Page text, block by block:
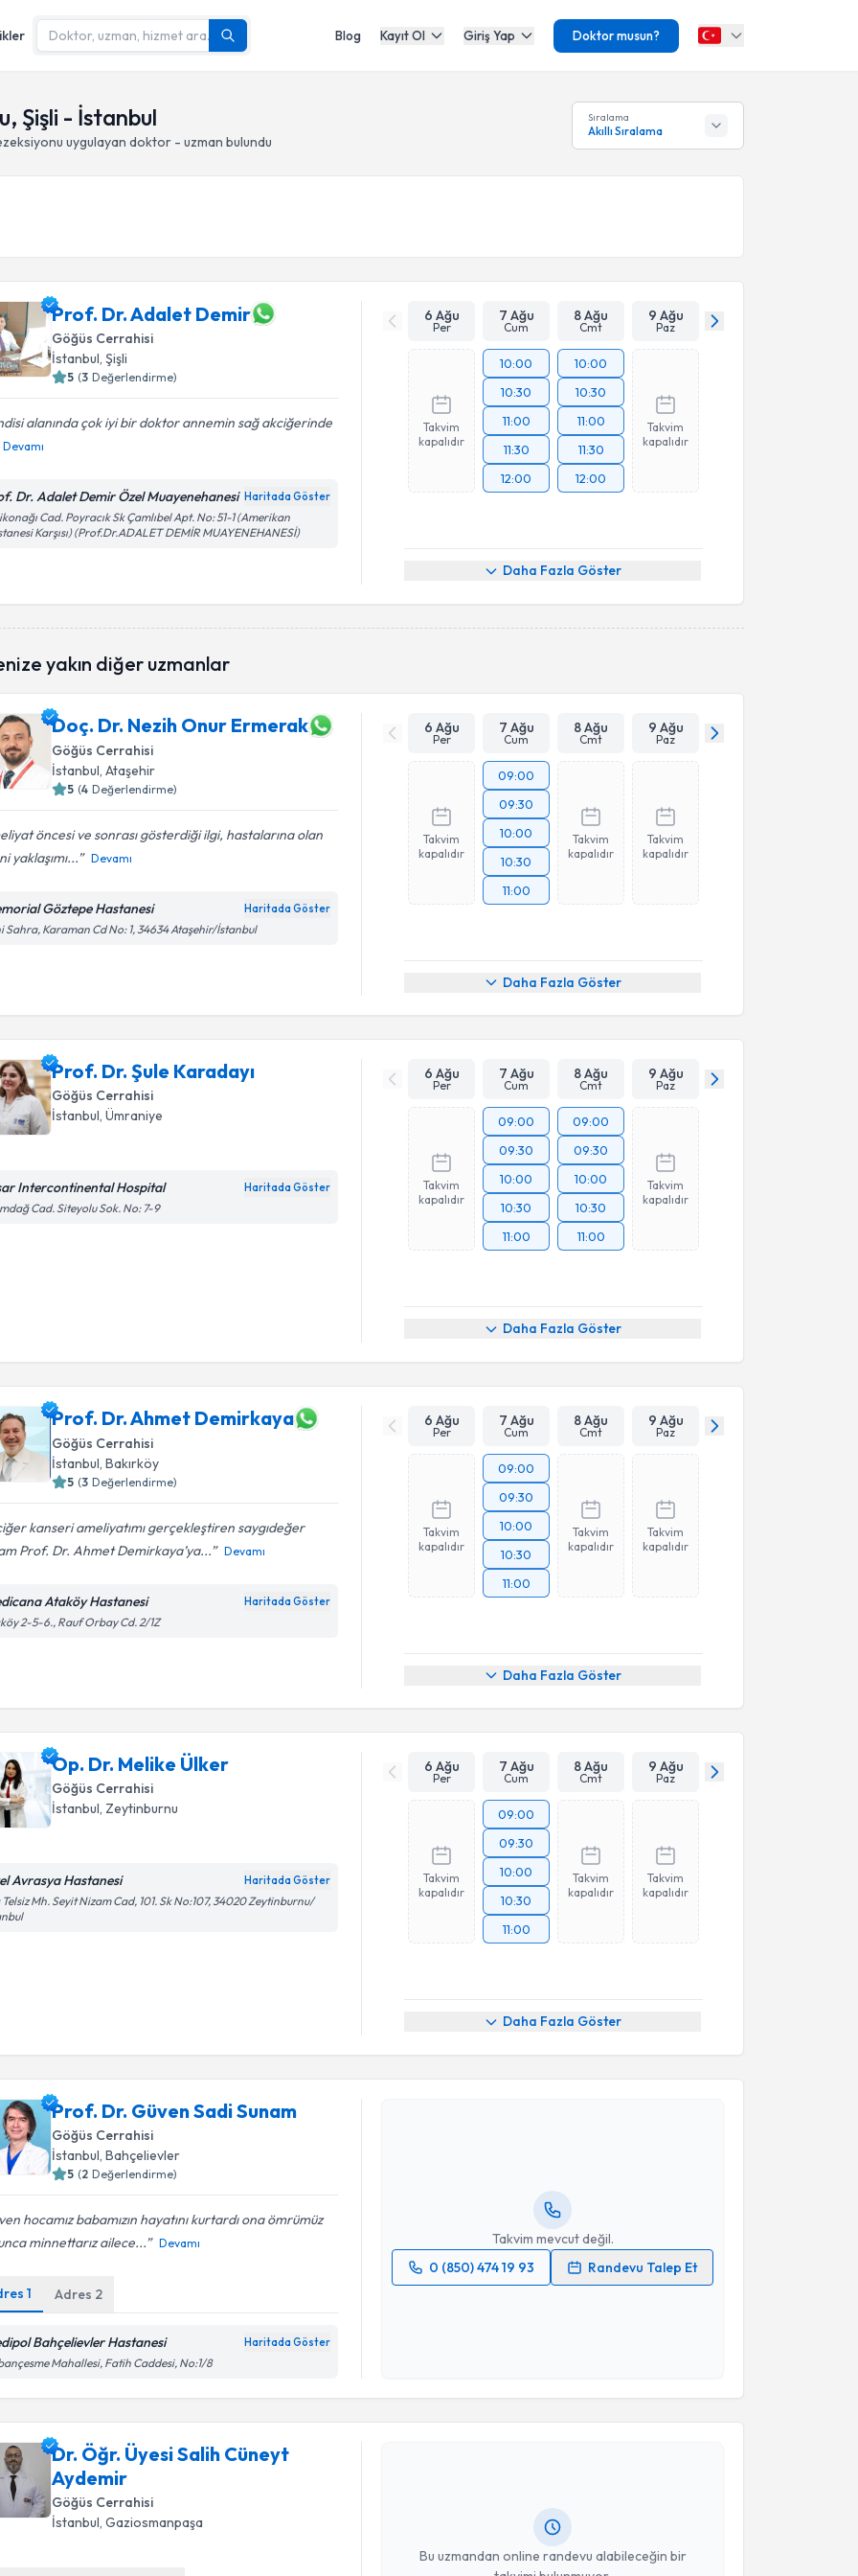
Blog Kayıt Ol Giriş Yap Doktor musun?
Şişli - İstanbul
uygulayan doktor - uzman bulundu
Sıralama
Akıllı Sıralama
Prof. Dr. Adalet Demir
Göğüs Cerrahisi
İstanbul, Şişli
5 (3 Değerlendirme)
alanında çok iyi bir doktor annemin sağ akciğerinde
Devamı
Dr. Adalet Demir Özel Muayenehanesi Haritada Göster
Cad. Poyracık Sk Çamlıbel Apt. No: 51-1 (Amerikan
Karşısı) (Prof.Dr.ADALET DEMİR MUAYENEHANESİ)
6 Ağu
Per
7 Ağu
Cum
8 Ağu
Cmt
9 Ağu
Paz
Takvim
kapalıdır
10:00
10:30
11:00
11:30
12:00
10:00
10:30
11:00
11:30
12:00
Takvim
kapalıdır
Daha Fazla Göster
yakın diğer uzmanlar
Doç. Dr. Nezih Onur Ermerak
Göğüs Cerrahisi
İstanbul , Ataşehir
5 (4 Değerlendirme)
öncesi ve sonrası gösterdiği ilgi, hastalarına olan
yaklaşımı...
Devamı
Göztepe Hastanesi Haritada Göster
Sahra, Karaman Cd No: 1, 34634 Ataşehir/İstanbul
6 Ağu
Per
7 Ağu
Cum
8 Ağu
Cmt
9 Ağu
Paz
Takvim
kapalıdır
09:00
09:30
10:00
10:30
11:00
Takvim
kapalıdır
Takvim
kapalıdır
Daha Fazla Göster
Prof. Dr. Şule Karadayı
Göğüs Cerrahisi
İstanbul, Ümraniye
Intercontinental Hospital Haritada Göster
Cad. Siteyolu Sok. No: 7-9
6 Ağu
Per
7 Ağu
Cum
8 Ağu
Cmt
9 Ağu
Paz
Takvim
kapalıdır
09:00
09:30
10:00
10:30
11:00
09:00
09:30
10:00
10:30
11:00
Takvim
kapalıdır
Daha Fazla Göster
Prof. Dr. Ahmet Demirkaya
Göğüs Cerrahisi
İstanbul , Bakırköy
5 (3 Değerlendirme)
kanseri ameliyatımı gerçekleştiren saygıdeğer
Prof. Dr. Ahmet Demirkaya’ya...
Devamı
Ataköy Hastanesi Haritada Göster
2-5-6., Rauf Orbay Cd. 2/1Z
6 Ağu
Per
7 Ağu
Cum
8 Ağu
Cmt
9 Ağu
Paz
Takvim
kapalıdır
09:00
09:30
10:00
10:30
11:00
Takvim
kapalıdır
Takvim
kapalıdır
Daha Fazla Göster
Op. Dr. Melike Ülker
Göğüs Cerrahisi
İstanbul, Zeytinburnu
Avrasya Hastanesi Haritada Göster
Telsiz Mh. Seyit Nizam Cad, 101. Sk No:107, 34020 Zeytinburnu/
6 Ağu
Per
7 Ağu
Cum
8 Ağu
Cmt
9 Ağu
Paz
Takvim
kapalıdır
09:00
09:30
10:00
10:30
11:00
Takvim
kapalıdır
Takvim
kapalıdır
Daha Fazla Göster
Prof. Dr. Güven Sadi Sunam
Göğüs Cerrahisi
İstanbul , Bahçelievler
5 (2 Değerlendirme)
hocamız babamızın hayatını kurtardı ona ömrümüz
minnettarız ailece...
Devamı
1 Adres 2
Bahçelievler Hastanesi Haritada Göster
Mahallesi, Fatih Caddesi, No:1/8
Takvim mevcut değil.
0 (850) 474 19 93
Randevu Talep Et
Takvim Talebini Gönder
Dr. Öğr. Üyesi Salih Cüneyt
Aydemir
Göğüs Cerrahisi
İstanbul , Gaziosmanpaşa
Bu uzmandan online randevu alabileceğin bir